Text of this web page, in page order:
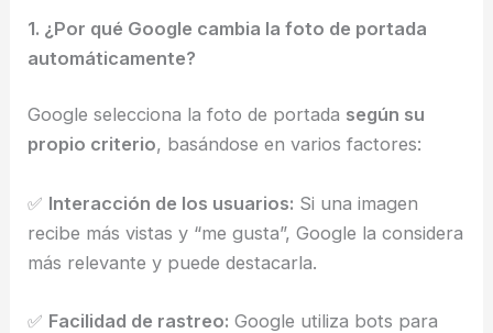
1. ¿Por qué Google cambia la foto de portada
automáticamente?
Google selecciona la foto de portada según su
propio criterio, basándose en varios factores:
✅ Interacción de los usuarios: Si una imagen
recibe más vistas y “me gusta”, Google la considera
más relevante y puede destacarla.
✅ Facilidad de rastreo: Google utiliza bots para